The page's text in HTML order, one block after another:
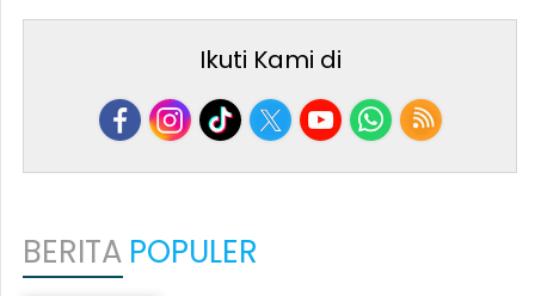
Ikuti Kami di
BERITA POPULER